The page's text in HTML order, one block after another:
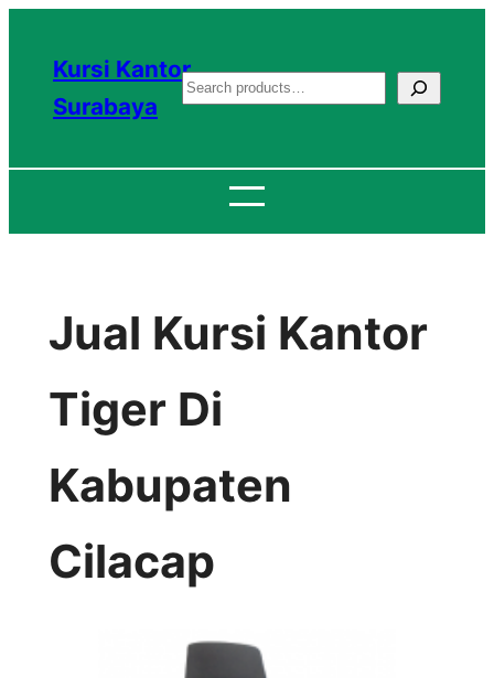
konten
Kursi Kantor
Surabaya
S
a
c
Jual Kursi Kantor
Tiger Di
Kabupaten
Cilacap